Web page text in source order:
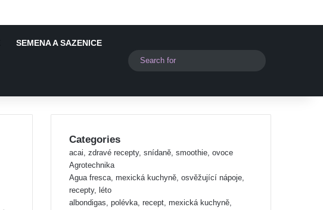
SEMENA A SAZENICE
Switch skin
Categories
acai, zdravé recepty, snídaně, smoothie, ovoce
Agrotechnika
Agua fresca, mexická kuchyně, osvěžující nápoje,
recepty, léto
albondigas, polévka, recept, mexická kuchyně,